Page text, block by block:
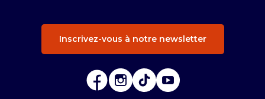
Inscrivez-vous à notre newsletter